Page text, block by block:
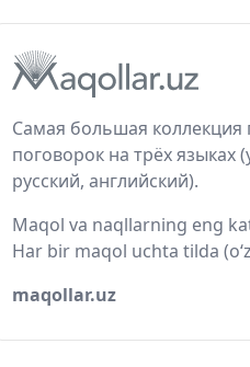
Самая большая коллекция
поговорок на трёх языках
русский, английский).
Maqol va naqllarning eng
Har bir maqol uchta tilda
maqollar.uz